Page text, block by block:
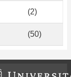
(2)
(50)